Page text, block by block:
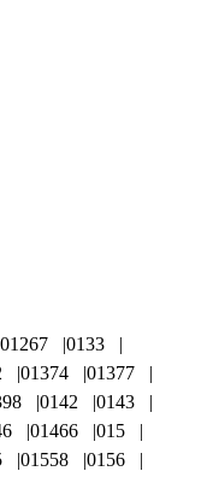
01267
0133
01374
01377
0142
0143
01466
015
01558
0156